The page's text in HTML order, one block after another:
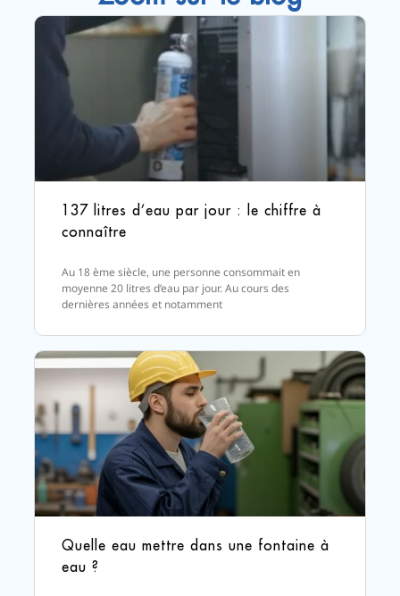
137 litres d’eau par jour : le chiffre à
connaître
Au 18 ème siècle, une personne consommait en
moyenne 20 litres d’eau par jour. Au cours des
dernières années et notamment
Quelle eau mettre dans une fontaine à
eau ?